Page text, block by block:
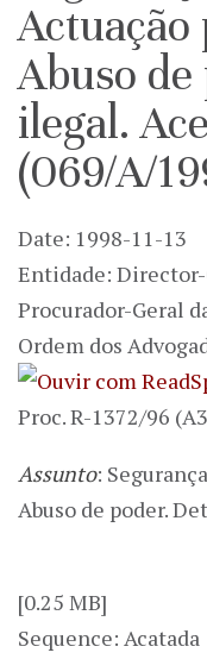
Actuação
Abuso
ilegal.
(069/A/
Date: 1998-11-13
Entidade:
Procurador-Geral
Ordem dos
Proc. R-1372/96
Assunto:
Abuso de poder.
[0.25 MB]
Sequence: Acatada